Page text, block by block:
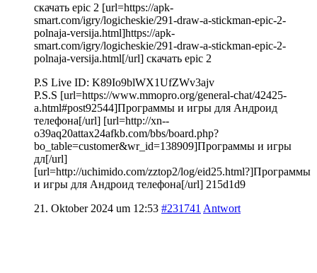
скачать epic 2 [url=https://apk-
smart.com/igry/logicheskie/291-draw-a-stickman-epic-2-
polnaja-versija.html]https://apk-
smart.com/igry/logicheskie/291-draw-a-stickman-epic-2-
polnaja-versija.html[/url] скачать epic 2
P.S Live ID: K89Io9blWX1UfZWv3ajv
P.S.S [url=https://www.mmopro.org/general-chat/42425-
a.html#post92544]Программы и игры для Андроид
телефона[/url] [url=http://xn--
o39aq20attax24afkb.com/bbs/board.php?
bo_table=customer&wr_id=138909]Программы и игры
дл[/url]
[url=http://uchimido.com/zztop2/log/eid25.html?]Программы
и игры для Андроид телефона[/url] 215d1d9
21. Oktober 2024 um 12:53 #231741 Antwort